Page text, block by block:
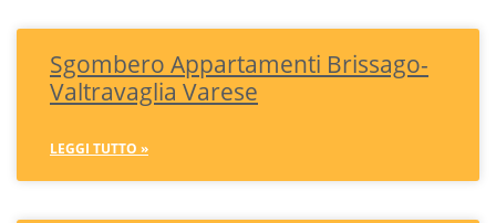
Sgombero Appartamenti Brissago-
Valtravaglia Varese
LEGGI TUTTO »